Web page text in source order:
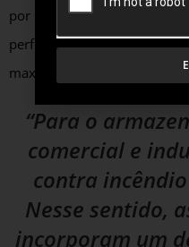
por ser compacto e fácil de
perfeitamente a sistemas
maximizar o uso de energia
“Para o
comercial e
contra
Nesse sentido,
incorporam um